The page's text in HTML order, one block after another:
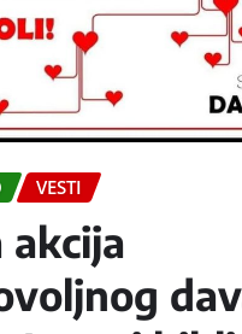
VESTI
akcija